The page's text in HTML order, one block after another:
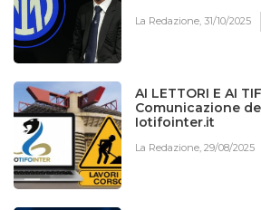
La Redazione,31/10/2025
AI LETTORI E AI
Comunicazione
Iotifointer.it
La Redazione,29/08/2025